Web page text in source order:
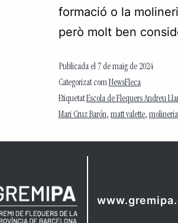
formació o la
però molt ben
Publicada el 7 de maig de 2024
Categorizat comNewsFleca
EtiquetatEscola de Flequers Andreu
Mari Cruz Barón, matt valette, molineria